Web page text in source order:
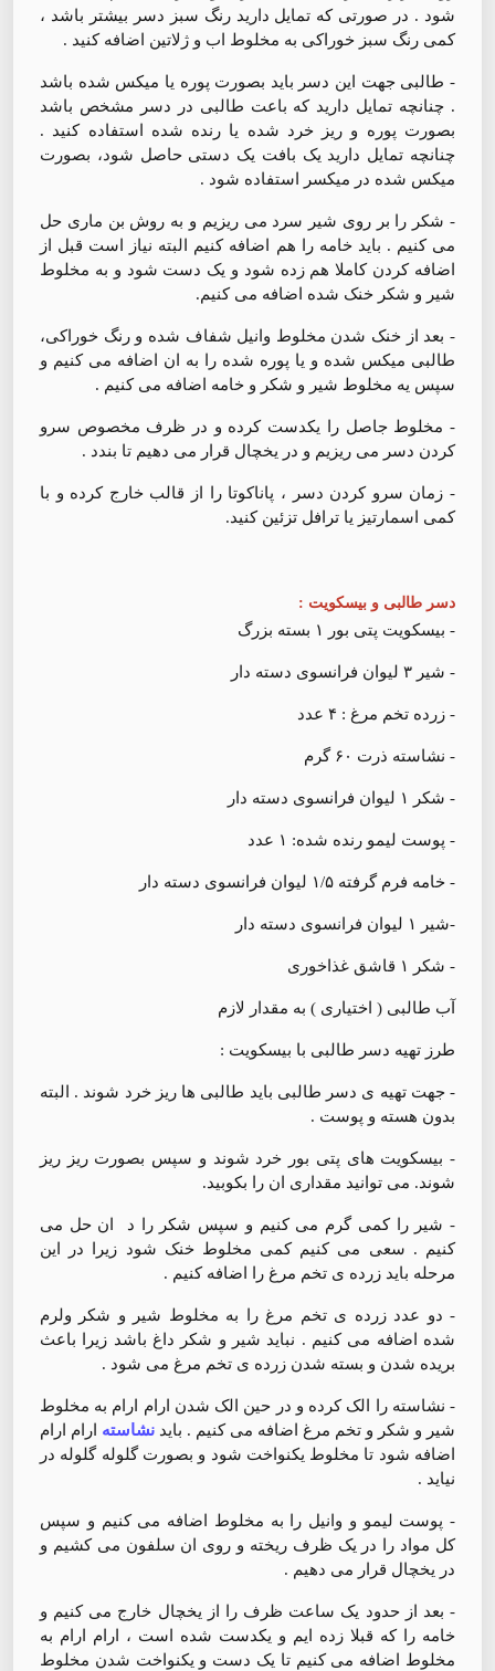
شود . در صورتی که تمایل دارید رنگ سبز دسر بیشتر باشد ،
کمی رنگ سبز خوراکی به مخلوط اب و ژلاتین اضافه کنید .
- طالبی جهت این دسر باید بصورت پوره یا میکس شده باشد
. چنانچه تمایل دارید که باعت طالبی در دسر مشخص باشد
بصورت پوره و ریز خرد شده یا رنده شده استفاده کنید .
چنانچه تمایل دارید یک بافت یک دستی حاصل شود، بصورت
میکس شده در میکسر استفاده شود .
- شکر را بر روی شیر سرد می ریزیم و به روش بن ماری حل
می کنیم . باید خامه را هم اضافه کنیم البته نیاز است قبل از
اضافه کردن کاملا هم زده شود و یک دست شود و به مخلوط
شیر و شکر خنک شده اضافه می کنیم.
- بعد از خنک شدن مخلوط وانیل شفاف شده و رنگ خوراکی،
طالبی میکس شده و یا پوره شده را به ان اضافه می کنیم و
سپس یه مخلوط شیر و شکر و خامه اضافه می کنیم .
- مخلوط جاصل را یکدست کرده و در ظرف مخصوص سرو
کردن دسر می ریزیم و در یخچال قرار می دهیم تا بندد .
- زمان سرو کردن دسر ، پاناکوتا را از قالب خارج کرده و با
کمی اسمارتیز یا ترافل تزئین کنید.
دسر طالبی و بیسکویت :
- بیسکویت پتی بور ۱ بسته بزرگ
- شیر ۳ لیوان فرانسوی دسته دار
- زرده تخم مرغ : ۴ عدد
- نشاسته ذرت ۶۰ گرم
- شکر ۱ لیوان فرانسوی دسته دار
- پوست لیمو رنده شده: ۱ عدد
- خامه فرم گرفته ۱/۵ لیوان فرانسوی دسته دار
-شیر ۱ لیوان فرانسوی دسته دار
- شکر ۱ قاشق غذاخوری
آب طالبی ( اختیاری ) به مقدار لازم
طرز تهیه دسر طالبی با بیسکویت :
- جهت تهیه ی دسر طالبی باید طالبی ها ریز خرد شوند . البته
بدون هسته و پوست .
- بیسکویت های پتی بور خرد شوند و سپس بصورت ریز ریز
شوند. می توانید مقداری ان را بکوبید.
- شیر را کمی گرم می کنیم و سپس شکر را د ان حل می
کنیم . سعی می کنیم کمی مخلوط خنک شود زیرا در این
مرحله باید زرده ی تخم مرغ را اضافه کنیم .
- دو عدد زرده ی تخم مرغ را به مخلوط شیر و شکر ولرم
شده اضافه می کنیم . نباید شیر و شکر داغ باشد زیرا باعث
بریده شدن و بسته شدن زرده ی تخم مرغ می شود .
- نشاسته را الک کرده و در حین الک شدن ارام ارام به مخلوط
شیر و شکر و تخم مرغ اضافه می کنیم . باید نشاسته ارام ارام
اضافه شود تا مخلوط یکنواخت شود و بصورت گلوله گلوله در
نیاید .
- پوست لیمو و وانیل را به مخلوط اضافه می کنیم و سپس
کل مواد را در یک ظرف ریخته و روی ان سلفون می کشیم و
در یخچال قرار می دهیم .
- بعد از حدود یک ساعت ظرف را از یخچال خارج می کنیم و
خامه را که قبلا زده ایم و یکدست شده است ، ارام ارام به
مخلوط اضافه می کنیم تا یک دست و یکنواخت شدن مخلوط